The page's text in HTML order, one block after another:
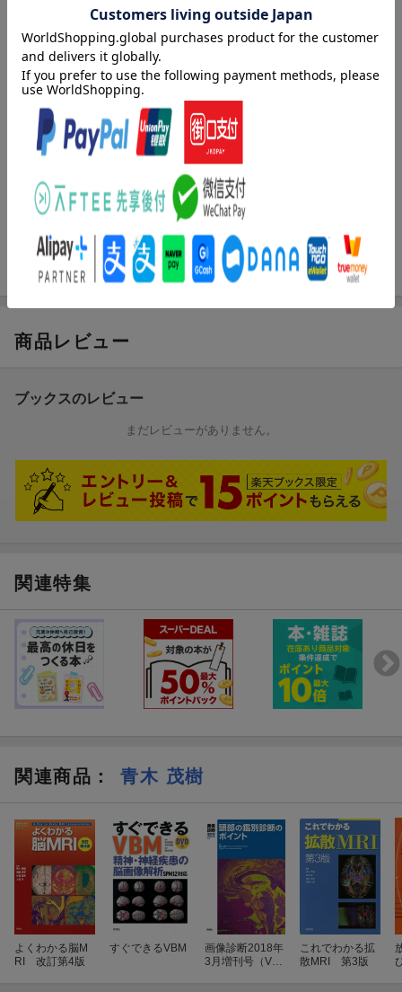
頭部単純ＣＴでどこまでわかるか？ビギナーが知っておくべき解
剖・疾患、所見から迫る鑑別を解説！
目次（「BOOK」データベースより）
第１章 頭部単純ＣＴ-総論（頭部単純ＣＴ読影のために知ってお
くべき技術／見落としのない読影のためにー特に注意してみるべ
きところ ほか）／第２章 頭部単純ＣＴ-所見から迫る鑑別診断
（頭蓋内の高吸収値／脳実質の低吸収値 ほか）／第３章 頭部
単純ＣＴ-疾患別（対応を要する急性・亜急性の重要疾患／その他
のよくみる疾患 ほか）／第４章 頭蓋外の単純ＣＴ（頭蓋底解
剖／側頭骨疾患ミニマムエッセンシャルー頭部単純ＣＴを評価す
る際に留意しておきたい疾患を中心に ほか）
商品レビュー
ブックスのレビュー
まだレビューがありません。
関連特集
関連商品 ： 青木 茂樹
よくわかる脳M
RI 改訂第4版
すぐできるVBM
画像診断2018年
3月増刊号（Vo
これでわかる拡
散MRI 第3版